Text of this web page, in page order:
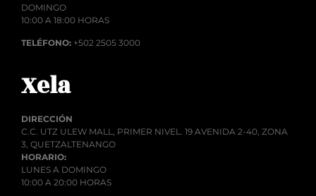
DOMINGO
10:00 A 18:00 HORAS
TELÉFONO: +502 2505 3000
Xela
DIRECCIÓN
C.C. UTZ ULEW MALL, PRIMER NIVEL. 19 AVENIDA 2-40, ZONA
3, QUETZALTENANGO
HORARIO:
LUNES A DOMINGO
10:00 A 20:00 HORAS